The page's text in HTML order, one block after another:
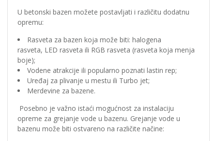
U betonski bazen možete postavljati i različitu dodatnu
opremu:
Rasveta za bazen koja može biti: halogena
rasveta, LED rasveta ili RGB rasveta (rasveta koja menja
boje);
Vodene atrakcije ili popularno poznati lastin rep;
Uređaj za plivanje u mestu ili Turbo jet;
Merdevine za bazene.
Posebno je važno istaći mogućnost za instalaciju
opreme za grejanje vode u bazenu. Grejanje vode u
bazenu može biti ostvareno na različite načine: